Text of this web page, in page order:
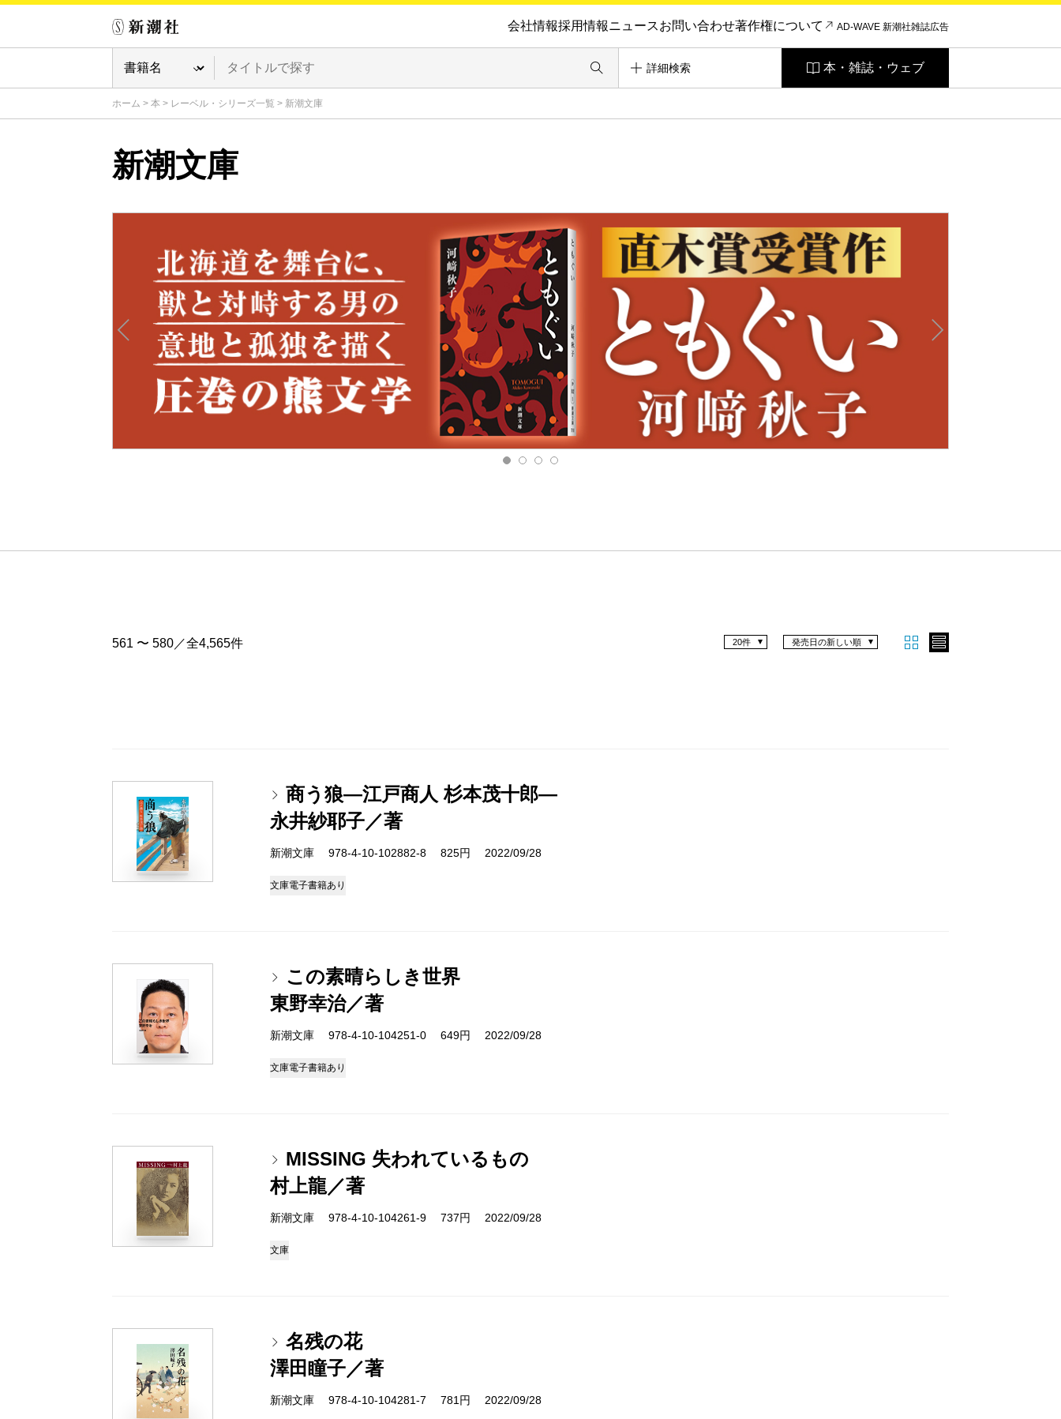
会社情報採用情報ニュースお問い合わせ著作権について AD-WAVE 新潮社雑誌広告
詳細検索 本・雑誌・ウェブ
ホーム > 本 > レーベル・シリーズ一覧 > 新潮文庫
新潮文庫
561 〜 580／全4,565件 発売日の新しい順
20件
商う狼―江戸商人 杉本茂十郎―
永井紗耶子／著
新潮文庫 978-4-10-102882-8 825円 2022/09/28
文庫電子書籍あり
この素晴らしき世界
東野幸治／著
新潮文庫 978-4-10-104251-0 649円 2022/09/28
文庫電子書籍あり
MISSING 失われているもの
村上龍／著
新潮文庫 978-4-10-104261-9 737円 2022/09/28
文庫
名残の花
澤田瞳子／著
新潮文庫 978-4-10-104281-7 781円 2022/09/28